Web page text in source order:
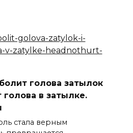
голова затылок
голова в затылке.
стала верным